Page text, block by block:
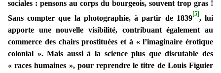
sociales : pensons au corps du bourgeois, souvent trop gras !
Sans compter que la photographie, à partir de 1839[5], lui
apporte une nouvelle visibilité, contribuant également au
commerce des chairs prostituées et à « l’imaginaire érotique
colonial ». Mais aussi à la science plus que discutable des
« races humaines », pour reprendre le titre de Louis Figuier